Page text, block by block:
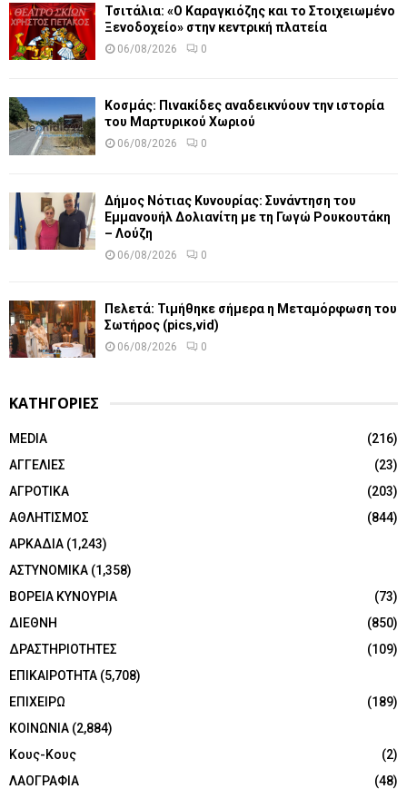
Τσιτάλια: «Ο Καραγκιόζης και το Στοιχειωμένο
Ξενοδοχείο» στην κεντρική πλατεία
06/08/2026 0
Κοσμάς: Πινακίδες αναδεικνύουν την ιστορία
του Μαρτυρικού Χωριού
06/08/2026 0
Δήμος Νότιας Κυνουρίας: Συνάντηση του
Εμμανουήλ Δολιανίτη με τη Γωγώ Ρουκουτάκη
– Λούζη
06/08/2026 0
Πελετά: Τιμήθηκε σήμερα η Μεταμόρφωση του
Σωτήρος (pics,vid)
06/08/2026 0
ΚΑΤΗΓΟΡΙΕΣ
MEDIA
(216)
ΑΓΓΕΛΙΕΣ
(23)
ΑΓΡΟΤΙΚΑ
(203)
ΑΘΛΗΤΙΣΜΟΣ
(844)
ΑΡΚΑΔΙΑ (1,243)
ΑΣΤΥΝΟΜΙΚΑ (1,358)
ΒΟΡΕΙΑ ΚΥΝΟΥΡΙΑ
(73)
ΔΙΕΘΝΗ
(850)
ΔΡΑΣΤΗΡΙΟΤΗΤΕΣ
(109)
ΕΠΙΚΑΙΡΟΤΗΤΑ (5,708)
ΕΠΙΧΕΙΡΩ
(189)
ΚΟΙΝΩΝΙΑ (2,884)
Κους-Κους
(2)
ΛΑΟΓΡΑΦΙΑ
(48)